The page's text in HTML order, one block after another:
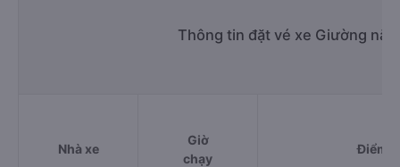
Thông tin đặt vé xe Giường
Nhà xe
Giờ
chạy
Điểm